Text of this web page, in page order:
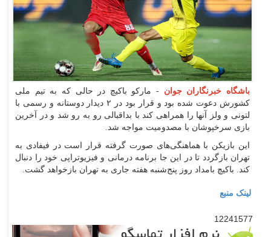
باشگاه خبرنگاران جوان - مارکو باکیچ در حالی که به تیم ملی
کشورش دعوت شده بود و قرار بود در ۲ دیدار دوستانه و رسمی با
لتونی و ولز آنها را همراهی کند با بداقبالی رو به رو شد و در آخرین
بازی سرخپوشان با مصدومیت مواجه شد.
این بازیکن با هماهنگی‌های صورت گرفته قرار است در فیفادی به
تهران بازگردد تا در این جا برنامه درمانی و فیزیوتراپی خود را دنبال
کند. باکیچ بامداد روز پنج‌شنبه هفته جاری به تهران بازخواهد گشت.
لینک منبع
12241577